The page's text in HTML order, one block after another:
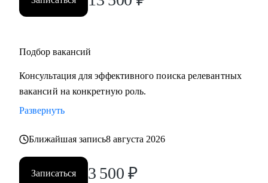
Подбор вакансий
Консультация для эффективного поиска релевантных
вакансий на конкретную роль.
Развернуть
Ближайшая запись8 августа 2026
Записаться 3 500 ₽